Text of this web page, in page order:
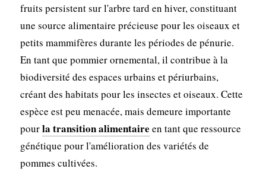
fruits persistent sur l'arbre tard en hiver, constituant
une source alimentaire précieuse pour les oiseaux et
petits mammifères durante les périodes de pénurie.
En tant que pommier ornemental, il contribue à la
biodiversité des espaces urbains et périurbains,
créant des habitats pour les insectes et oiseaux. Cette
espèce est peu menacée, mais demeure importante
pourla transition alimentaire en tant que ressource
génétique pour l'amélioration des variétés de
pommes cultivées.